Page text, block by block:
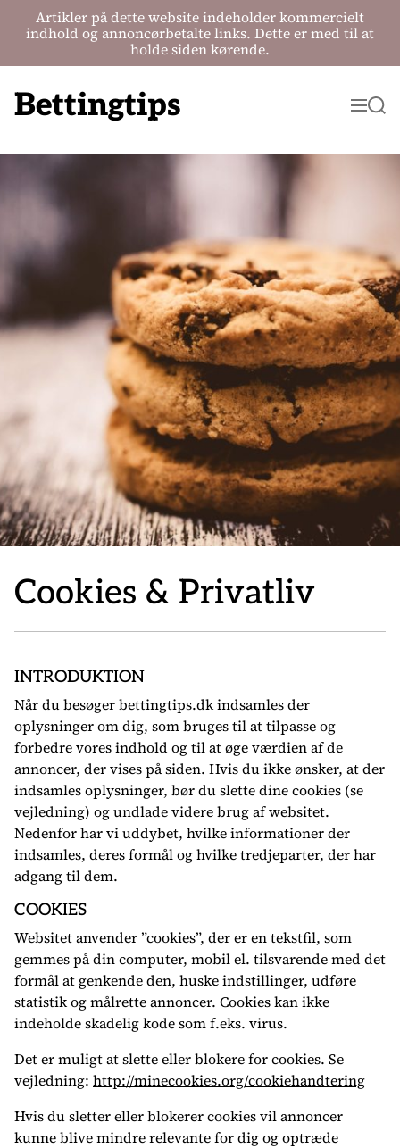
Artikler på dette website indeholder kommercielt
indhold og annoncørbetalte links. Dette er med til at
holde siden kørende.
o
Bettingtips M
e
S
e
c
Cookies & Privatliv
INTRODUKTION
Når du besøger bettingtips.dk indsamles der
oplysninger om dig, som bruges til at tilpasse og
forbedre vores indhold og til at øge værdien af de
annoncer, der vises på siden. Hvis du ikke ønsker, at der
indsamles oplysninger, bør du slette dine cookies (se
vejledning) og undlade videre brug af websitet.
Nedenfor har vi uddybet, hvilke informationer der
indsamles, deres formål og hvilke tredjeparter, der har
adgang til dem.
COOKIES
Websitet anvender ”cookies”, der er en tekstfil, som
gemmes på din computer, mobil el. tilsvarende med det
formål at genkende den, huske indstillinger, udføre
statistik og målrette annoncer. Cookies kan ikke
indeholde skadelig kode som f.eks. virus.
Det er muligt at slette eller blokere for cookies. Se
vejledning: http://minecookies.org/cookiehandtering
Hvis du sletter eller blokerer cookies vil annoncer
kunne blive mindre relevante for dig og optræde